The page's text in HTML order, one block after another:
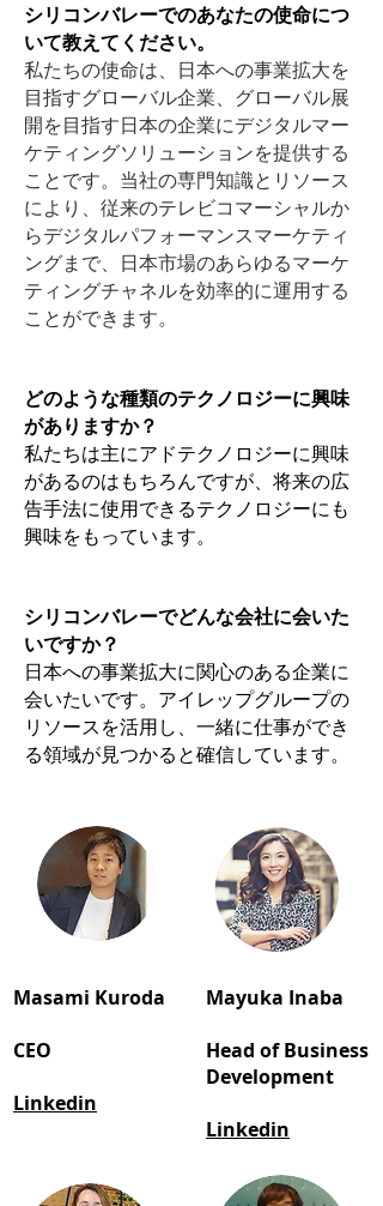
シリコンバレーでのあなたの使命につ
いて教えてください。
私たちの使命は、日本への事業拡大を
目指すグローバル企業、グローバル展
開を目指す日本の企業にデジタルマー
ケティングソリューションを提供する
ことです。当社の専門知識とリソース
により、従来のテレビコマーシャルか
らデジタルパフォーマンスマーケティ
ングまで、日本市場のあらゆるマーケ
ティングチャネルを効率的に運用する
ことができます。
どのような種類のテクノロジーに興味
がありますか？
私たちは主にアドテクノロジーに興味
があるのはもちろんですが、将来の広
告手法に使用できるテクノロジーにも
興味をもっています。
シリコンバレーでどんな会社に会いた
いですか？
日本への事業拡大に関心のある企業に
会いたいです。アイレップグループの
リソースを活用し、一緒に仕事ができ
る領域が見つかると確信しています。
Masami Kuroda
CEO
Linkedin
Mayuka Inaba
Head of Business
Development
Linkedin